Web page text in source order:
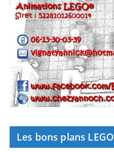
Les bons plans LEGO